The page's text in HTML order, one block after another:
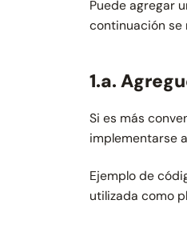
Puede agregar
continuación se
1.a.
Si es más
implementarse
Ejemplo de
utilizada como